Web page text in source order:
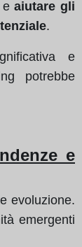
aiutare gli
.
e
potrebbe
e
evoluzione.
emergenti